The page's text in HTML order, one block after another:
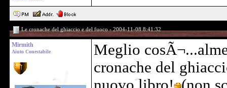
Le cronache del ghiaccio e del fuoco - 2004-11-08 8:41:32
Mirmith
Aiuto Conestabile
Meglio
cronache del